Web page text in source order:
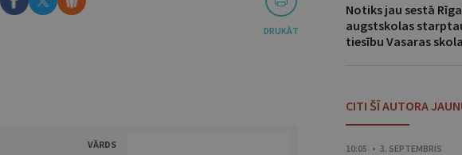
DRUKĀT
VĀRDS
Notiks jau sestā
augstskolas
tiesību Vasaras skola
CITI ŠĪ AUTORA
10:05 • 3. SEPTEMBRIS